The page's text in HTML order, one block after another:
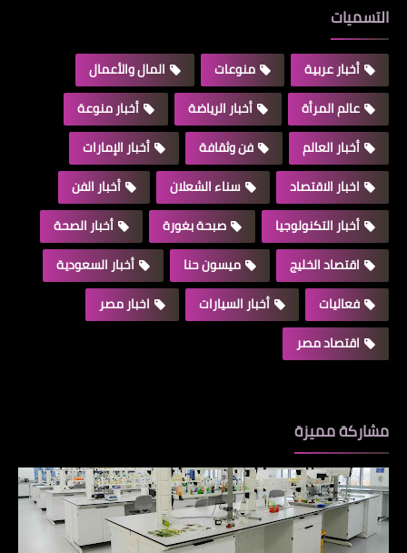
التسميات
أخبار عربية منوعات
المال والأعمال
عالم المرأة
أخبار الرياضة
أخبار منوعة
أخبار العالم
فن وثقافة
أخبار الإمارات
اخبار الاقتصاد
سناء الشعلان
أخبار الفن
أخبار التكنولوجيا
صبحة بغورة
أخبار الصحة
اقتصاد الخليج
ميسون حنا
أخبار السعودية
فعاليات
أخبار السيارات
اخبار مصر
اقتصاد مصر
مشاركة مميزة